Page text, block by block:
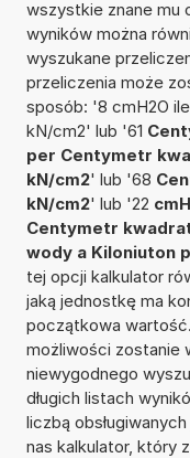
wszystkie znane mu
wyników można
wyszukane
przeliczenia może
sposób: '8 cmH2O
kN/cm2' lub '61
per Centymetr
kN/cm2' lub '68
kN/cm2' lub '22
Centymetr
wody a Kiloniuton
tej opcji kalkulator
jaką jednostkę ma
początkowa
możliwości zostanie
niewygodnego
długich listach
liczbą
nas kalkulator, który